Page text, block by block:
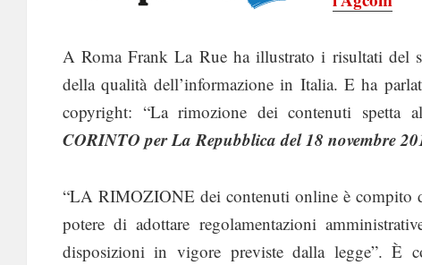
A Roma Frank La Rue ha illustrato i risultati del
della qualità dell’informazione in Italia. E ha
copyright: “La rimozione dei contenuti spetta
CORINTO per La Repubblica del 18 novembre
“LA RIMOZIONE dei contenuti online è compito
potere di adottare regolamentazioni
disposizioni in vigore previste dalla legge”. È